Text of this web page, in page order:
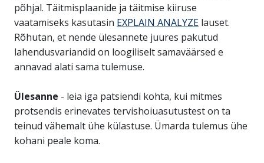
põhjal. Täitmisplaanide ja täitmise kiiruse
vaatamiseks kasutasin EXPLAIN ANALYZE lauset.
Rõhutan, et nende ülesannete juures pakutud
lahendusvariandid on loogiliselt samaväärsed e
annavad alati sama tulemuse.
Ülesanne - leia iga patsiendi kohta, kui mitmes
protsendis erinevates tervishoiuasutustest on ta
teinud vähemalt ühe külastuse. Ümarda tulemus ühe
kohani peale koma.